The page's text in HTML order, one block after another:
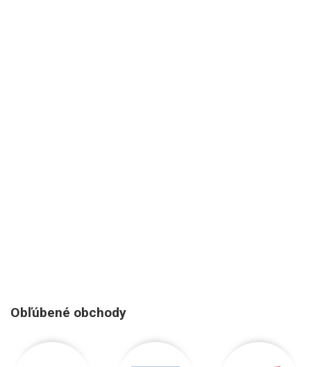
Obľúbené obchody